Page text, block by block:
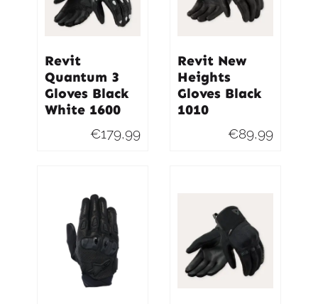
Revit
Quantum 3
Gloves Black
White 1600
€179,99
Revit New
Heights
Gloves Black
1010
€89,99